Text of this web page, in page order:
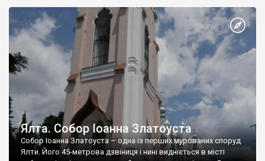
Ялта. Собор Іоанна Златоуста
Собор Іоанна Златоуста – одна із перших мурованих споруд
Ялти. Його 45-метрова дзвіниця і нині видніється в місті